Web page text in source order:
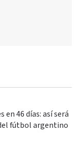
en 46 días: así será
fútbol argentino